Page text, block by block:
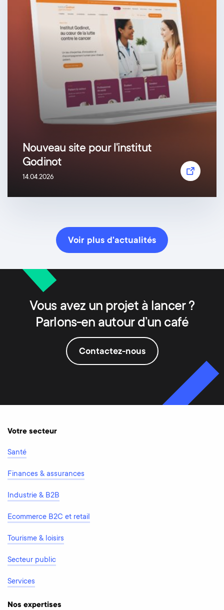
Nouveau site pour l'institut
Godinot
14.04.2026
Voir plus d'actualités
Vous avez un projet à lancer ?
Parlons-en autour d’un café
Contactez-nous
Votre secteur
Santé
Finances & assurances
Industrie & B2B
Ecommerce B2C et retail
Tourisme & loisirs
Secteur public
Services
Nos expertises